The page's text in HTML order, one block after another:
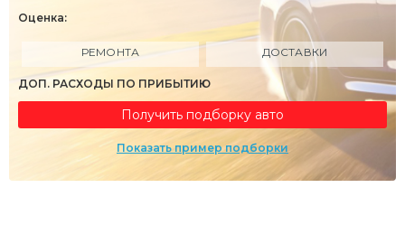
Оценка:
РЕМОНТА ДОСТАВКИ
ДОП. РАСХОДЫ ПО ПРИБЫТИЮ
Получить подборку авто
Показать пример подборки